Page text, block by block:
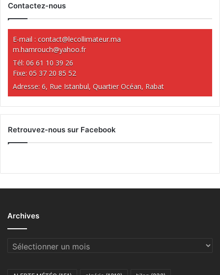
Contactez-nous
E-mail : contact@lecollimateur.ma
m.hamrouch@yahoo.fr
Tél: 06 61 10 39 26
Fixe: 05 37 20 85 52
Adresse: 6, Rue Istanbul, Quartier Océan, Rabat
Retrouvez-nous sur Facebook
Archives
Archives